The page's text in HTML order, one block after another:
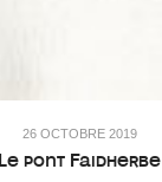
26 OCTOBRE 2019
Le pont Faidherbe